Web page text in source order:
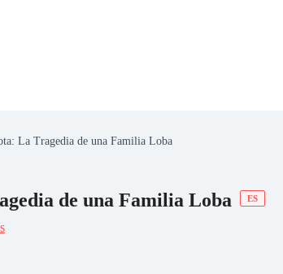
La Tragedia de una Familia Loba
de una Familia Loba ES